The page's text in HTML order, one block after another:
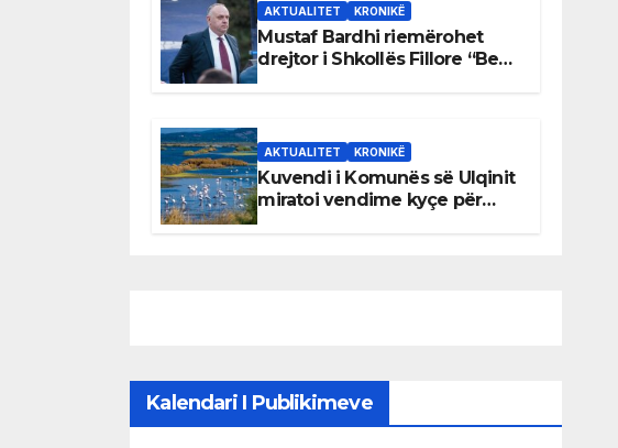
AKTUALITET KRONIKË
Mustaf Bardhi riemërohet
drejtor i Shkollës Fillore “Bedri
AKTUALITET KRONIKË
Kuvendi i Komunës së Ulqinit
miratoi vendime kyçe për
Kalendari I Publikimeve